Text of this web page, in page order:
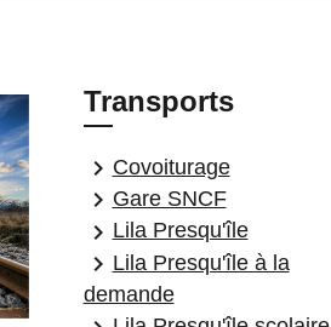
Transports
keyboard_arrow_rightCovoiturage
keyboard_arrow_rightGare SNCF
keyboard_arrow_rightLila Presqu'île
keyboard_arrow_rightLila Presqu'île à la
demande